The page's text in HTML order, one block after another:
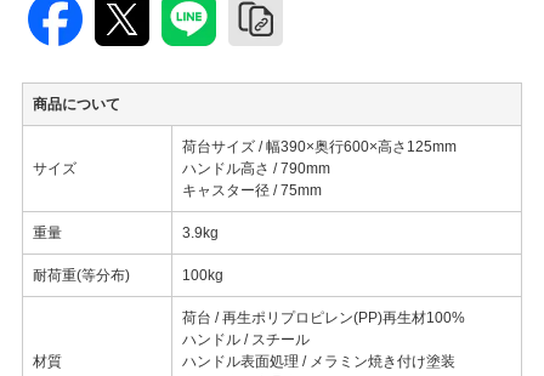
商品について
サイズ
荷台サイズ / 幅390×奥行600×高さ125mm
ハンドル高さ / 790mm
キャスター径 / 75mm
重量 3.9kg
耐荷重(等分布) 100kg
材質
荷台 / 再生ポリプロピレン(PP)再生材100%
ハンドル / スチール
ハンドル表面処理 / メラミン焼き付け塗装